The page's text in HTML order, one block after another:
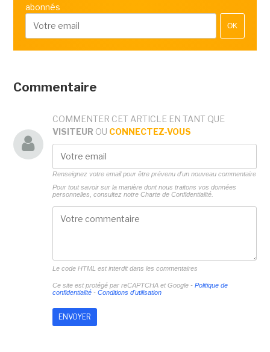
abonnés
OK
Commentaire
COMMENTER CET ARTICLE EN TANT QUE
VISITEUR OU CONNECTEZ-VOUS
Renseignez votre email pour être prévenu d'un nouveau commentaire
Pour tout savoir sur la manière dont nous traitons vos données
personnelles, consultez notre Charte de Confidentialité.
Le code HTML est interdit dans les commentaires
Ce site est protégé par reCAPTCHA et Google - Politique de
confidentialité- Conditions d'utilisation